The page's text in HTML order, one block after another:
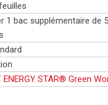
1 bac supplémentaire de
ENERGY STAR® Green